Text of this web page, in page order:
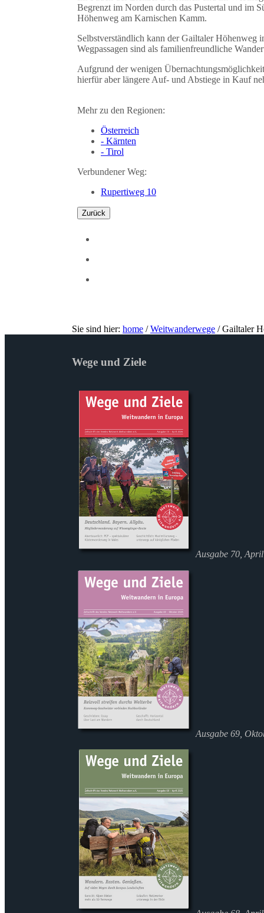
Begrenzt im Norden durch das Pustertal und im
Höhenweg am Karnischen Kamm.
Selbstverständlich kann der Gailtaler Höhenweg
Wegpassagen sind als familienfreundliche
Aufgrund der wenigen
hierfür aber längere Auf- und Abstiege in Kauf
Mehr zu den Regionen:
Österreich
- Kärnten
- Tirol
Verbundener Weg:
Rupertiweg 10
Zurück
Sie sind hier: home /Weitwanderwege /Gailtaler
Wege und Ziele
Ausgabe 70,
Ausgabe 69,